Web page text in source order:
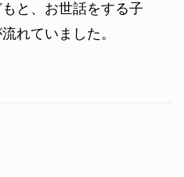
と、お世話をする子
れていました。